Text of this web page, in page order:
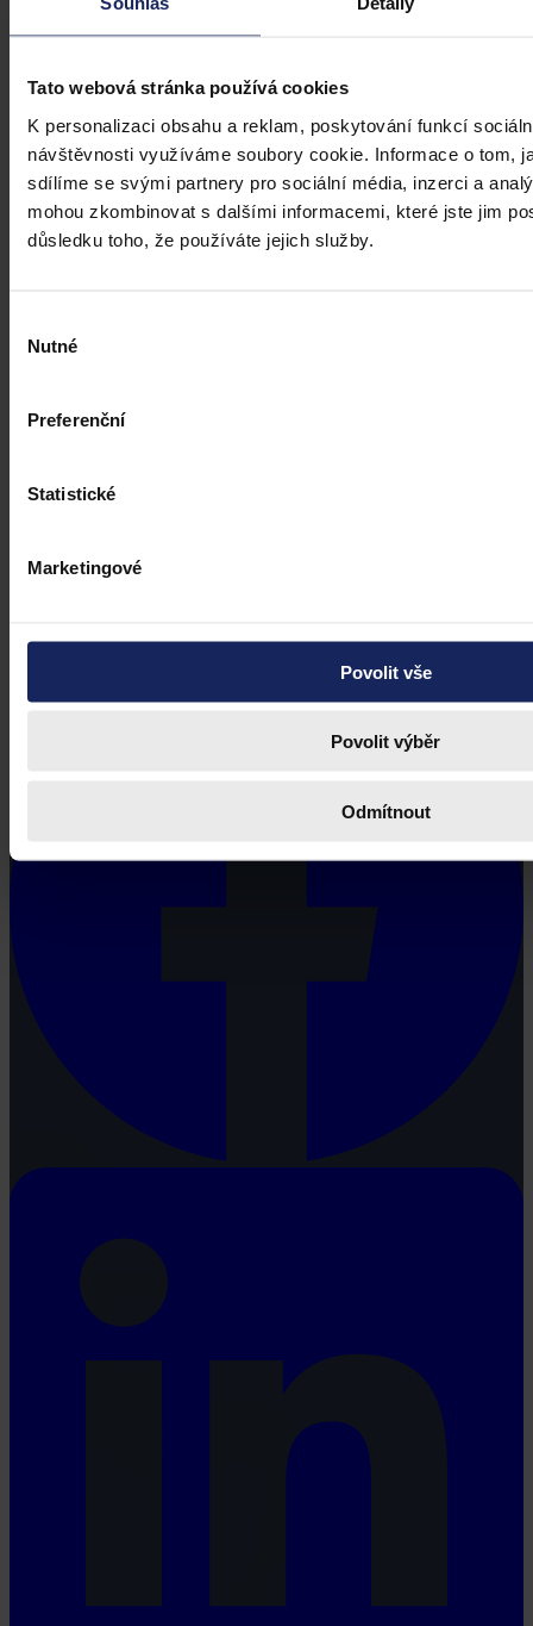
Tato webová stránka používá cookies
K personalizaci obsahu a reklam, poskytování funkcí
návštěvnosti využíváme soubory cookie. Informace o tom,
sdílíme se svými partnery pro sociální média, inzerci a
mohou zkombinovat s dalšími informacemi, které jste jim
důsledku toho, že používáte jejich služby.
souhlasu
Nutné
Preferenční
Statistické
Marketingové
Povolit vše
Povolit výběr
Odmítnout
Právní portál, jehož cílovou skupinou jsou nejenom právní